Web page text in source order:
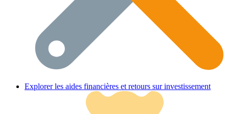
Explorer les aides financières et retours sur investissement